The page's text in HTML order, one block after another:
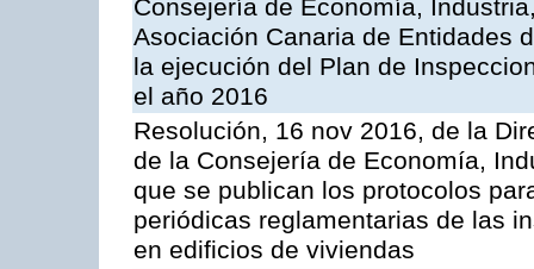
Consejería de Economía,
Asociación Canaria de Entidades
la ejecución del Plan de
el año 2016
Resolución, 16 nov 2016, de la
de la Consejería de Economía,
que se publican los protocolos
periódicas reglamentarias de las
en edificios de viviendas